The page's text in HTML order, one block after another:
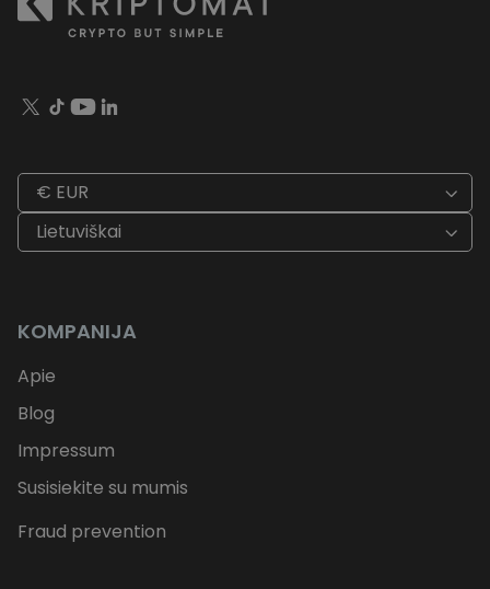
€ EUR
Lietuviškai
KOMPANIJA
Apie
Blog
Impressum
Susisiekite su mumis
Fraud prevention